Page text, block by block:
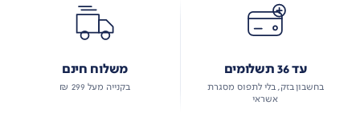
עד 36 תשלומים
בחשבון בזק, בלי לתפוס מסגרת
אשראי
משלוח חינם
בקנייה מעל 299 ₪